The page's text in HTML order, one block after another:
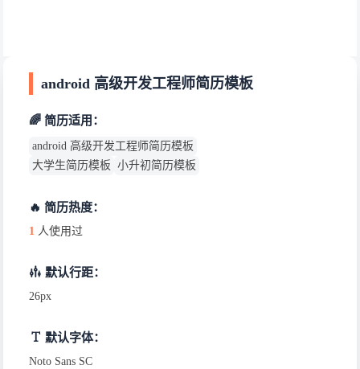
android 高级开发工程师简历模板
🌈 简历适用：
android 高级开发工程师简历模板
大学生简历模板 小升初简历模板
🔥 简历热度：
1 人使用过
默认行距：
26px
默认字体：
Noto Sans SC